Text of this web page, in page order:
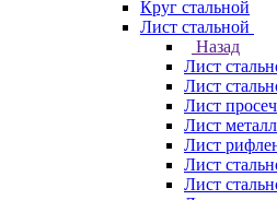
Круг стальной
Лист стальной
Назад
Лист
Лист
Лист
Лист
Лист
Лист
Лист